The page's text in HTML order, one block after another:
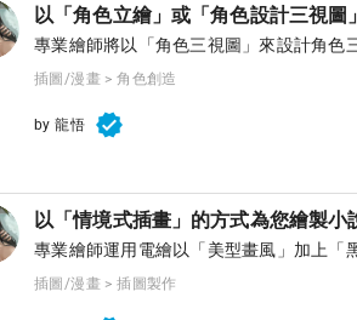
以「角色立繪」或「角色設計三視圖
專業繪師將以「角色三視圖」來設計角色
插圖/漫畫 > 角色創造
by 龍悟
以「情境式插畫」的方式為您繪製小
專業繪師運用電繪以「美型畫風」加上「
插圖/漫畫 > 插圖製作